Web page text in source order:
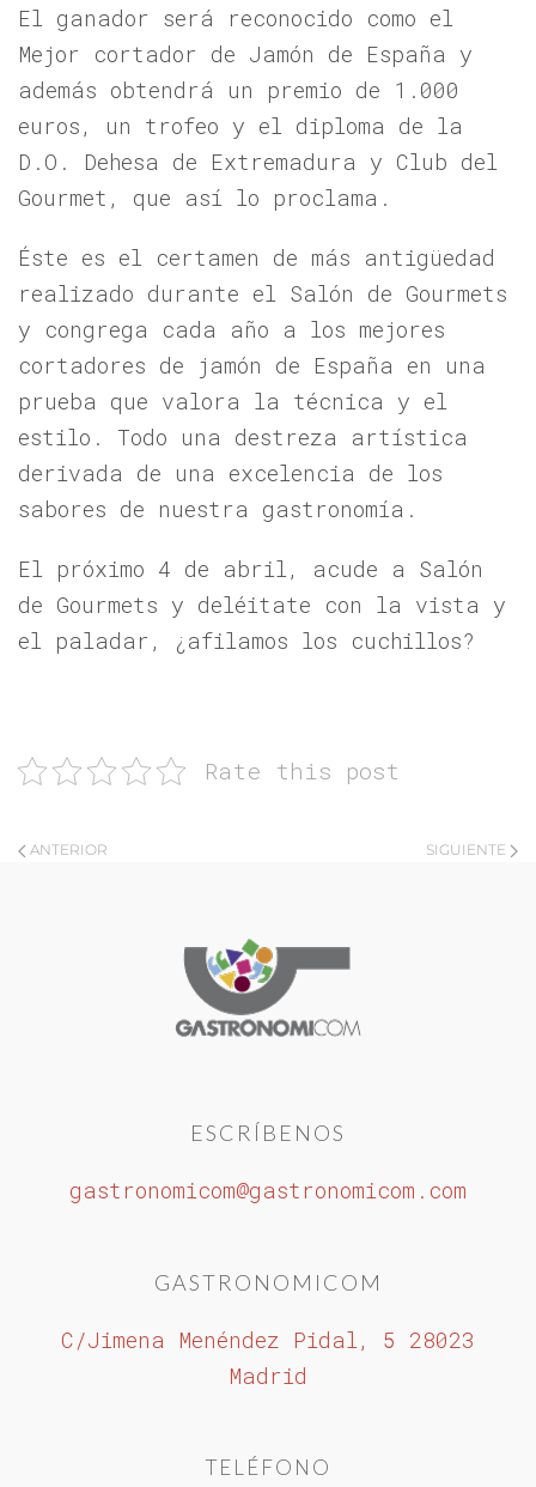
El ganador será reconocido como el
Mejor cortador de Jamón de España y
además obtendrá un premio de 1.000
euros, un trofeo y el diploma de la
D.O. Dehesa de Extremadura y Club del
Gourmet, que así lo proclama.
Éste es el certamen de más antigüedad
realizado durante el Salón de Gourmets
y congrega cada año a los mejores
cortadores de jamón de España en una
prueba que valora la técnica y el
estilo. Todo una destreza artística
derivada de una excelencia de los
sabores de nuestra gastronomía.
El próximo 4 de abril, acude a Salón
de Gourmets y deléitate con la vista y
el paladar, ¿afilamos los cuchillos?
Rate this post
ANTERIOR SIGUIENTE
ESCRÍBENOS
gastronomicom@gastronomicom.com
GASTRONOMICOM
C/Jimena Menéndez Pidal, 5 28023
Madrid
TELÉFONO